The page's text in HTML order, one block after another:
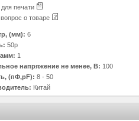
печати
о товаре
(мм): 6
50p
1
напряжение не менее, В: 100
(пФ,pF): 8 - 50
Китай